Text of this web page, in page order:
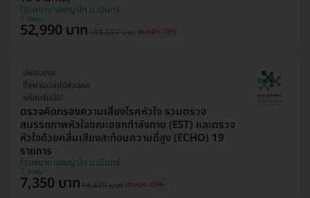
โรงพยาบาลพญาไท นวมินทร์
บึงกุ่ม
52,990 บาท188,587 บาท ประหยัด 70%
มีผ่อนจ่าย
ซื้อผ่านเเอปมีส่วนลด
พร้อมรับมือ!
ตรวจคัดกรองความเสี่ยงโรคหัวใจ รวมตรวจ
สมรรถภาพหัวใจขณะออกกำลังกาย (EST) และตรวจ
หัวใจด้วยคลื่นเสียงสะท้อนความถี่สูง (ECHO) 19
รายการ
โรงพยาบาลพญาไท นวมินทร์
บึงกุ่ม
7,350 บาท14,475 บาท ประหยัด 49%